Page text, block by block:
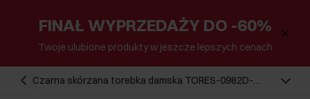
FINAŁ WYPRZEDAŻY DO -60%
Twoje ulubione produkty w jeszcze lepszych cenach
Czarna skórzana torebka damska TORES-0982D-